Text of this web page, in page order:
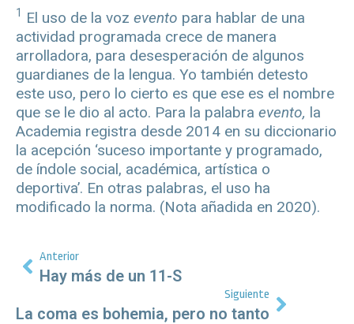
1 El uso de la voz evento para hablar de una
actividad programada crece de manera
arrolladora, para desesperación de algunos
guardianes de la lengua. Yo también detesto
este uso, pero lo cierto es que ese es el nombre
que se le dio al acto. Para la palabra evento, la
Academia registra desde 2014 en su diccionario
la acepción ‘suceso importante y programado,
de índole social, académica, artística o
deportiva’. En otras palabras, el uso ha
modificado la norma. (Nota añadida en 2020).
Anterior
Hay más de un 11-S
Siguiente
La coma es bohemia, pero no tanto